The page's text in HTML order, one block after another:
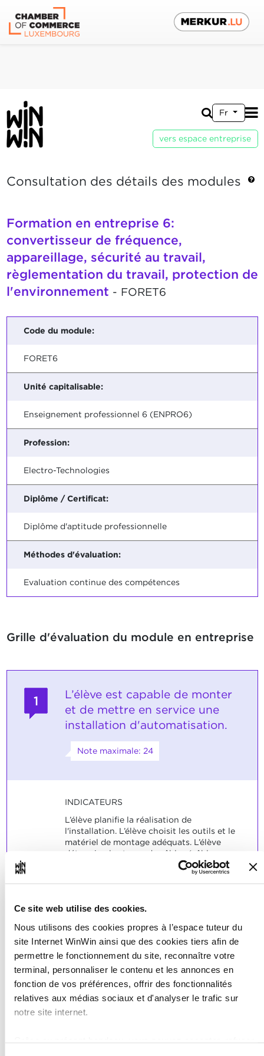
Ce site web utilise des cookies.
Nous utilisons des cookies propres à l’espace tuteur du
site Internet WinWin ainsi que des cookies tiers afin de
permettre le fonctionnement du site, reconnaître votre
terminal, personnaliser le contenu et les annonces en
fonction de vos préférences, offrir des fonctionnalités
relatives aux médias sociaux et d'analyser le trafic sur
notre site internet.
Fr
vers espace entreprise
Consultation des détails des modules
Formation en entreprise 6:
convertisseur de fréquence,
appareillage, sécurité au travail,
règlementation du travail, protection de
l'environnement - FORET6
Code du module:
FORET6
Unité capitalisable:
Enseignement professionnel 6 (ENPRO6)
Profession:
Electro-Technologies
Diplôme / Certificat:
Diplôme d'aptitude professionnelle
Méthodes d'évaluation:
Evaluation continue des compétences
Grille d'évaluation du module en entreprise
1
L’élève est capable de monter
et de mettre en service une
installation d'automatisation.
Note maximale: 24
INDICATEURS
L’élève planifie la réalisation de
l'installation. L’élève choisit les outils et le
matériel de montage adéquats. L’élève
détermine les types de câbles (câbles
blindés, sections et couleurs des câbles).
L’élève effectue un câblage dans les règles
de l'art. L’élève programme l'API
suivant les instructions. L’élève explique le
SOCLES
L'élève a résolu de manière satisfaisante
les problèmes typiques relatifs aux
indicateurs.